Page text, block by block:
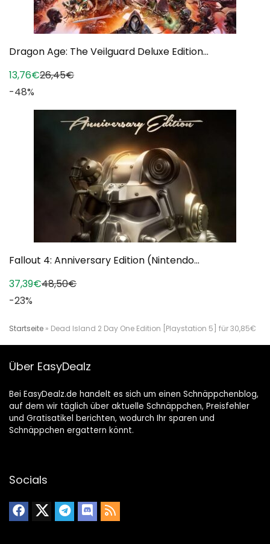
Dragon Age: The Veilguard Deluxe Edition...
13,76€26,45€
-48%
Fallout 4: Anniversary Edition (Nintendo...
37,39€48,50€
-23%
Startseite » Dead Island 2 Day One Edition [Playstation 5] für 30,85€
Über EasyDealz
Bei EasyDealz.de handelt es sich um einen Schnäppchenblog,
auf dem wir täglich über aktuelle Schnäppchen, Preisfehler
und Gratisatikel berichten, wodurch Ihr sparen und
Schnäppchen ergattern könnt.
Socials